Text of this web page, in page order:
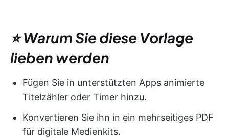
⭐ Warum Sie diese Vorlage
lieben werden
Fügen Sie in unterstützten Apps animierte
Titelzähler oder Timer hinzu.
Konvertieren Sie ihn in ein mehrseitiges PDF
für digitale Medienkits.